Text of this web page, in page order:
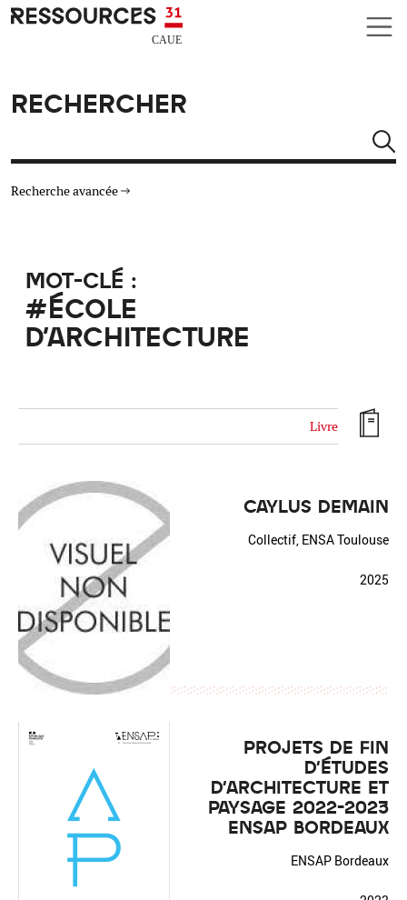
Aller au contenu principal
CAUE RESSOURCES 31
RECHERCHER
Recherche avancée
TYPE DE RESSOURCES
MATÉRIAUX
Fermer la recherche avancée
MOT-CLÉ :
#ÉCOLE
D'ARCHITECTURE
Livre
CAYLUS DEMAIN
Collectif, ENSA Toulouse
2025
PROJETS DE FIN
D'ÉTUDES
D'ARCHITECTURE ET
PAYSAGE 2022-2023
ENSAP BORDEAUX
ENSAP Bordeaux